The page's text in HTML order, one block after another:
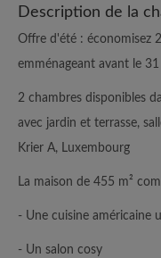
Description de la
Offre d'été : économisez
emménageant avant le
2 chambres disponibles
avec jardin et terrasse,
Krier A, Luxembourg
La maison de 455 m²
- Une cuisine américaine
- Un salon cosy